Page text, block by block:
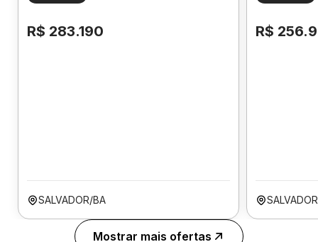
R$ 283.190
SALVADOR/BA
R$
Mostrar mais ofertas